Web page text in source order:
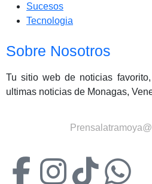
Sucesos
Tecnologia
Sobre Nosotros
Tu sitio web de noticias
ultimas noticias de Monagas,